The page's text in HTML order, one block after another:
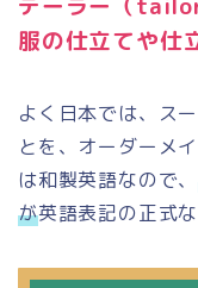
服の仕立てや仕
よく日本では、ス
とを、オーダーメ
は和製英語なので、
が英語表記の正式な